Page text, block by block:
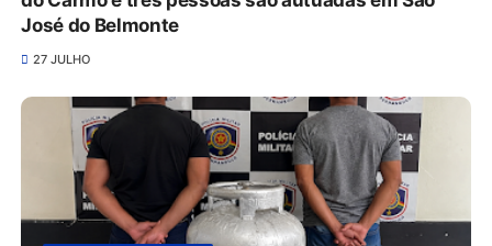
José do Belmonte
27 JULHO